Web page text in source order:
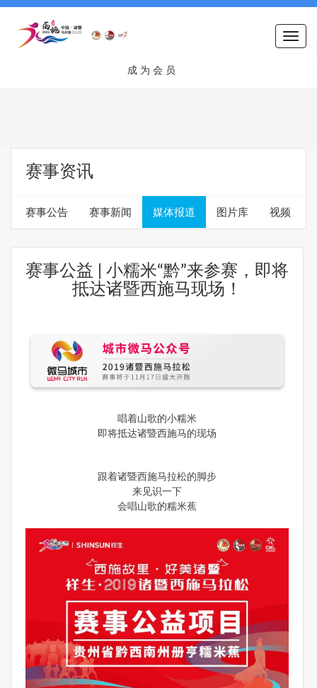
成 为 会 员
赛事资讯
赛事公告 赛事新闻 媒体报道 图片库 视频
赛事公益 | 小糯米“黔”来参赛，即将
抵达诸暨西施马现场！
唱着山歌的小糯米
即将抵达诸暨西施马的现场
跟着诸暨西施马拉松的脚步
来见识一下
会唱山歌的糯米蕉